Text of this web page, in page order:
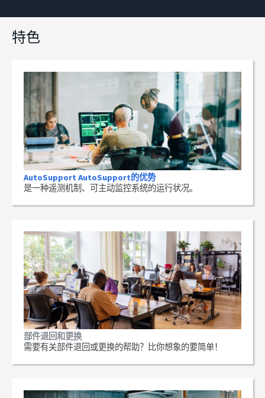
特色
AutoSupport AutoSupport的优势
是一种遥测机制、可主动监控系统的运行状况。
部件退回和更换
需要有关部件退回或更换的帮助？比你想象的要简单！